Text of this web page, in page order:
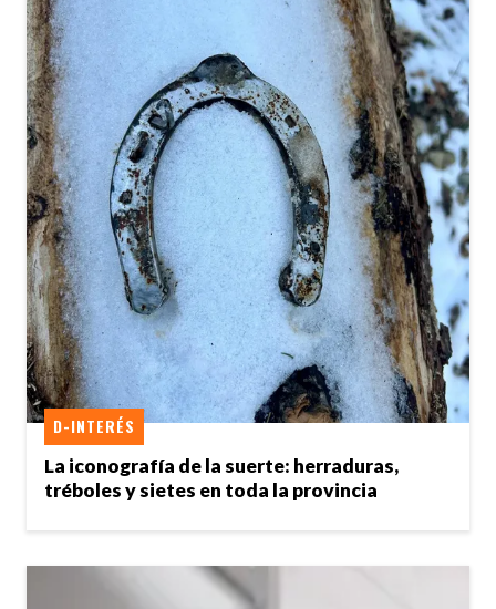
La iconografía de la suerte: herraduras,
tréboles y sietes en toda la provincia
D-INTERÉS